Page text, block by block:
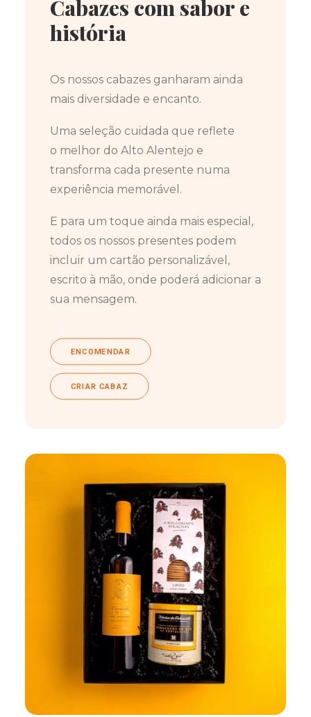
Cabazes com sabor e
história
Os nossos cabazes ganharam ainda
mais diversidade e encanto.
Uma seleção cuidada que reflete
o melhor do Alto Alentejo e
transforma cada presente numa
experiência memorável.
E para um toque ainda mais especial,
todos os nossos presentes podem
incluir um cartão personalizável,
escrito à mão, onde poderá adicionar a
sua mensagem.
ENCOMENDAR
CRIAR CABAZ